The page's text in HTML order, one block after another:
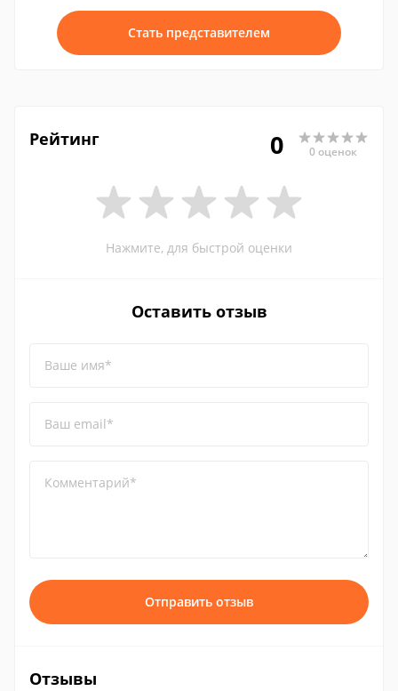
Стать представителем
Рейтинг 0 0 оценок
Нажмите, для быстрой оценки
Оставить отзыв
Ваше имя*
Ваш email*
Комментарий*
Отправить отзыв
Отзывы